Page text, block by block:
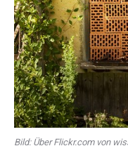
Bild: Über Flickr.com von